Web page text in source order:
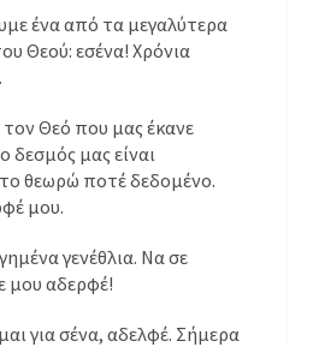
ένα από τα μεγαλύτερα
Θεού: εσένα! Χρόνια
Θεό που μας έκανε
δεσμός μας είναι
θεωρώ ποτέ δεδομένο.
μου.
γενέθλια. Να σε
μου αδερφέ!
για σένα, αδελφέ. Σήμερα